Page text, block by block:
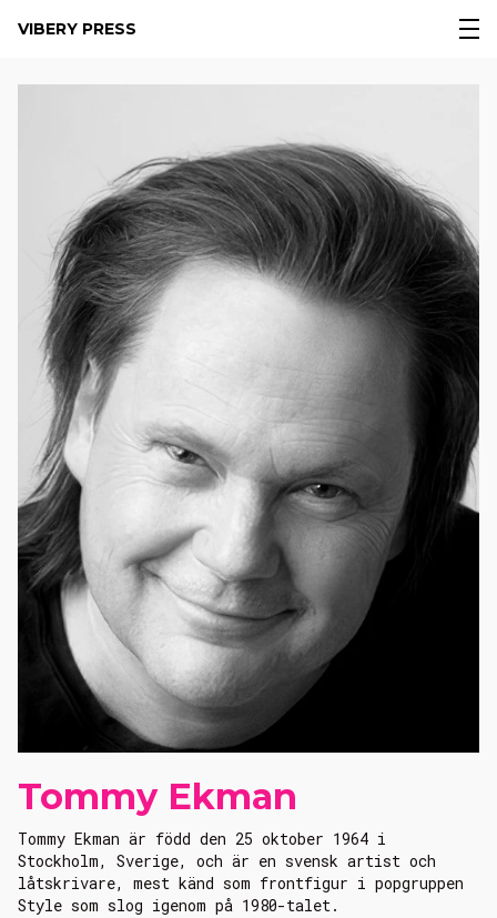
VIBERY PRESS
Tommy Ekman
Tommy Ekman är född den 25 oktober 1964 i
Stockholm, Sverige, och är en svensk artist och
låtskrivare, mest känd som frontfigur i popgruppen
Style som slog igenom på 1980-talet.